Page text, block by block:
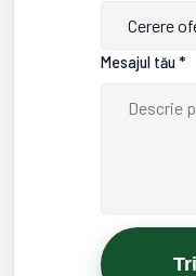
Cerere
Mesajul tău *